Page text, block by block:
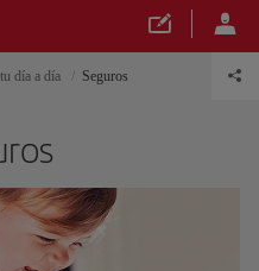
día a día Seguros